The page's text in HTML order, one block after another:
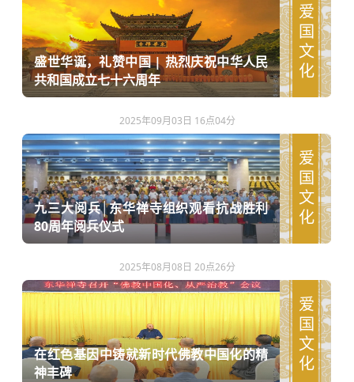
盛世华诞，礼赞中国 | 热烈庆祝中华人民
共和国成立七十六周年
爱国文化
2025年09月03日 16点04分
九三大阅兵│东华禅寺组织观看抗战胜利
80周年阅兵仪式
爱国文化
2025年08月08日 20点26分
在红色基因中铸就新时代佛教中国化的精
神丰碑
爱国文化